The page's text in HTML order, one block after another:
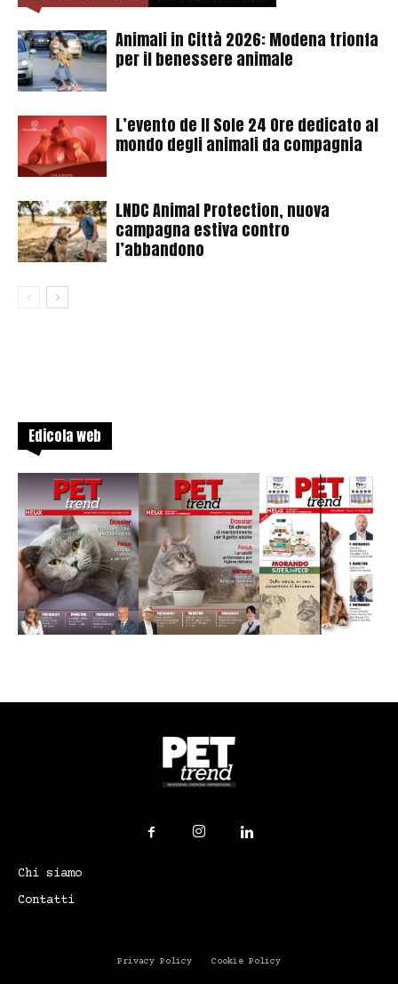
Animali in Città 2026: Modena trionfa
per il benessere animale
L’evento de Il Sole 24 Ore dedicato al
mondo degli animali da compagnia
LNDC Animal Protection, nuova
campagna estiva contro
l’abbandono
Edicola web
Chi siamo
Contatti
Privacy Policy Cookie Policy